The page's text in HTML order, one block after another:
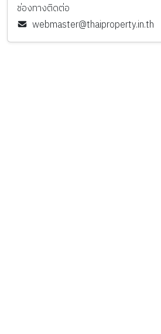
ช่องทางติดต่อ
webmaster@thaiproperty.in.th